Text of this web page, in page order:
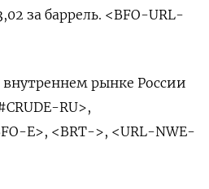
за баррель. <BFO-URL-
рынке России
RU>,
E>, <BRT->, <URL-NWE-